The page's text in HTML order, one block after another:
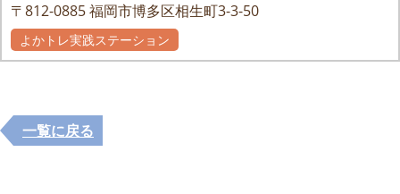
〒812-0885福岡市博多区相生町3-3-50
よかトレ実践ステーション
一覧に戻る